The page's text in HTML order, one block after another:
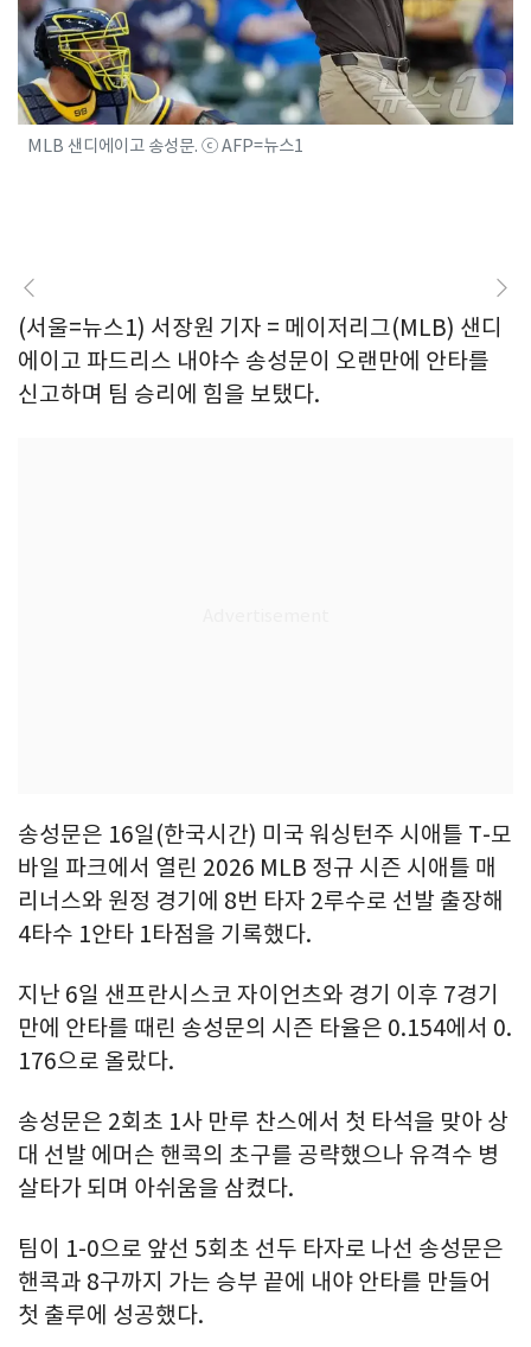
MLB 샌디에이고 송성문. ⓒ AFP=뉴스1
(서울=뉴스1) 서장원 기자 = 메이저리그(MLB) 샌디
에이고 파드리스 내야수 송성문이 오랜만에 안타를
신고하며 팀 승리에 힘을 보탰다.
송성문은 16일(한국시간) 미국 워싱턴주 시애틀 T-모
바일 파크에서 열린 2026 MLB 정규 시즌 시애틀 매
리너스와 원정 경기에 8번 타자 2루수로 선발 출장해
4타수 1안타 1타점을 기록했다.
지난 6일 샌프란시스코 자이언츠와 경기 이후 7경기
만에 안타를 때린 송성문의 시즌 타율은 0.154에서 0.
176으로 올랐다.
송성문은 2회초 1사 만루 찬스에서 첫 타석을 맞아 상
대 선발 에머슨 핸콕의 초구를 공략했으나 유격수 병
살타가 되며 아쉬움을 삼켰다.
팀이 1-0으로 앞선 5회초 선두 타자로 나선 송성문은
핸콕과 8구까지 가는 승부 끝에 내야 안타를 만들어
첫 출루에 성공했다.